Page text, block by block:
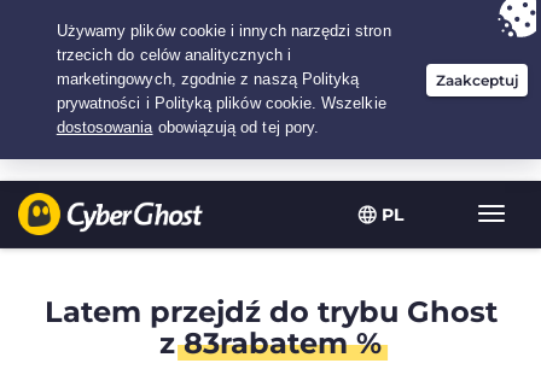
PL
Twój wybór:Najlepsza umowana2.1666666666667-lat w$
/miesiąc
Latem przejdź do trybu Ghost
z83rabatem %